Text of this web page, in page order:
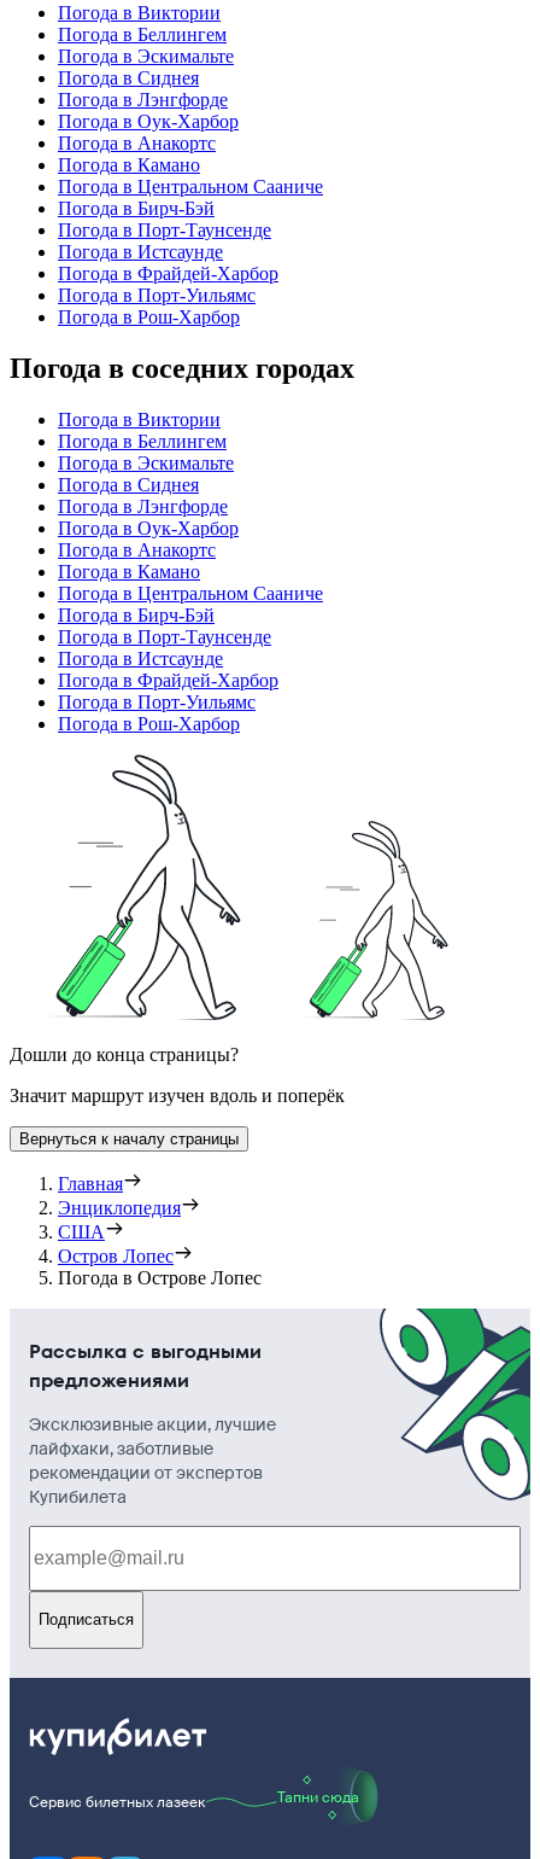
Погода в Виктории
Погода в Беллингем
Погода в Эскимальте
Погода в Сиднея
Погода в Лэнгфорде
Погода в Оук-Харбор
Погода в Анакортс
Погода в Камано
Погода в Центральном Сааниче
Погода в Бирч-Бэй
Погода в Порт-Таунсенде
Погода в Истсаунде
Погода в Фрайдей-Харбор
Погода в Порт-Уильямс
Погода в Рош-Харбор
Погода в соседних городах
Погода в Виктории
Погода в Беллингем
Погода в Эскимальте
Погода в Сиднея
Погода в Лэнгфорде
Погода в Оук-Харбор
Погода в Анакортс
Погода в Камано
Погода в Центральном Сааниче
Погода в Бирч-Бэй
Погода в Порт-Таунсенде
Погода в Истсаунде
Погода в Фрайдей-Харбор
Погода в Порт-Уильямс
Погода в Рош-Харбор
Дошли до конца страницы?
Значит маршрут изучен вдоль и поперёк
Вернуться к началу страницы
Главная
Энциклопедия
США
Остров Лопес
Погода в Острове Лопес
Рассылка с выгодными
предложениями
Эксклюзивные акции, лучшие
лайфхаки, заботливые
рекомендации от экспертов
Купибилета
Подписаться
Сервис билетных лазеек Тапни сюда